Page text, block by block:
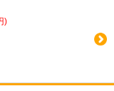
)